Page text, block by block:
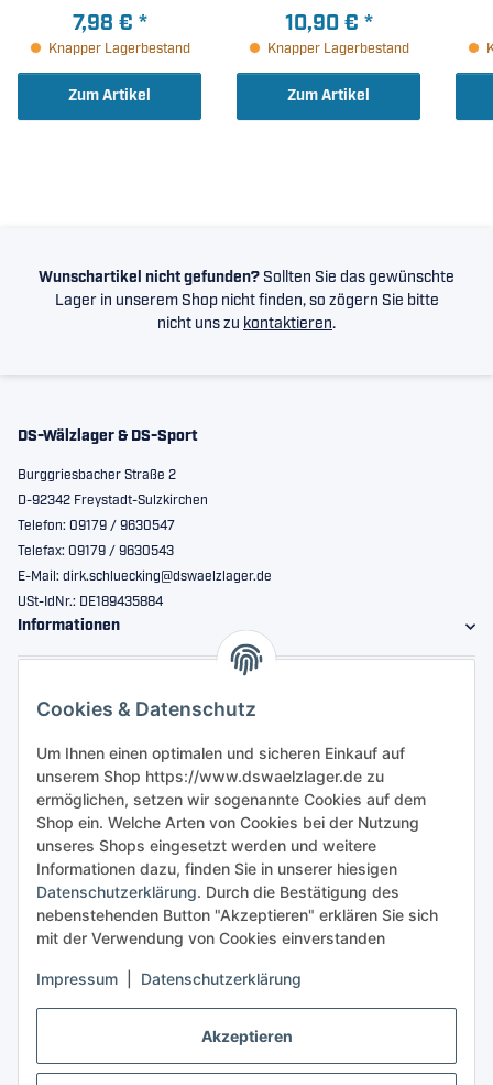
Akzeptieren
Cookies & Datenschutz
Um Ihnen einen optimalen und sicheren Einkauf auf
unserem Shop https://www.dswaelzlager.de zu
ermöglichen, setzen wir sogenannte Cookies auf dem
Shop ein. Welche Arten von Cookies bei der Nutzung
unseres Shops eingesetzt werden und weitere
Informationen dazu, finden Sie in unserer hiesigen
Datenschutzerklärung. Durch die Bestätigung des
nebenstehenden Button "Akzeptieren" erklären Sie sich
mit der Verwendung von Cookies einverstanden
Impressum Datenschutzerklärung
Laufgenauigkeit P6 (
25x80x21mm )
7,98 € *
Knapper Lagerbestand
Zum Artikel
radiale Lagerluft C3 (
25x80x21mm )
10,90 € *
Knapper Lagerbestand
Zum Artikel
Wunschartikel nicht gefunden? Sollten Sie das gewünschte
Lager in unserem Shop nicht finden, so zögern Sie bitte
nicht uns zu kontaktieren.
DS-Wälzlager & DS-Sport
Burggriesbacher Straße 2
D-92342 Freystadt-Sulzkirchen
Telefon: 09179 / 9630547
Telefax: 09179 / 9630543
E-Mail: dirk.schluecking@dswaelzlager.de
USt-IdNr.: DE189435884
Informationen
Sicher bestellen